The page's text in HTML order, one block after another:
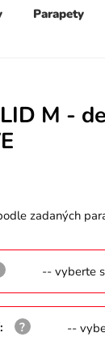
Parapety
M -
zadaných
-- vyberte
: --